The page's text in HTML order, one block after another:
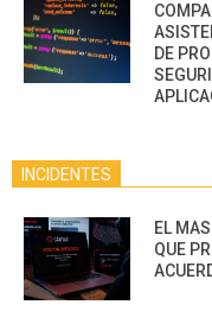
DE
INCIDENTES
EL
QUE